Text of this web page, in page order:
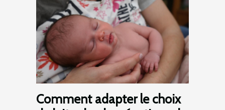
Comment adapter le choix